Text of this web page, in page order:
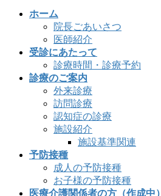
ホーム
院長ごあいさつ
医師紹介
受診にあたって
診療時間・診療予約
診療のご案内
外来診療
訪問診療
認知症の診療
施設紹介
施設基準関連
予防接種
成人の予防接種
お子様の予防接種
医療介護関係者の方（作成中）